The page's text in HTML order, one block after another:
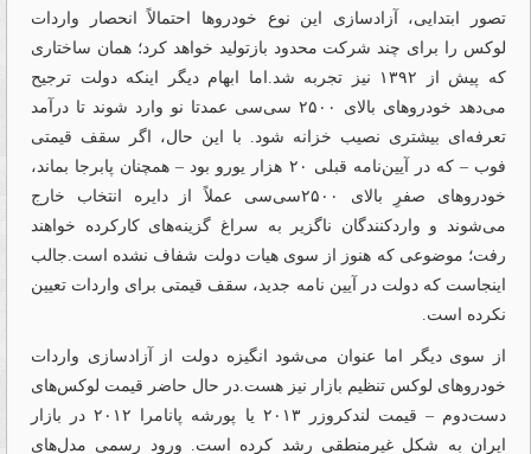
تصور ابتدایی، آزادسازی این نوع خودروها احتمالاً انحصار واردات
لوکس را برای چند شرکت محدود بازتولید خواهد کرد؛ همان ساختاری
که پیش از ۱۳۹۲ نیز تجربه شد.اما ابهام دیگر اینکه دولت ترجیح
می‌دهد خودروهای بالای ۲۵۰۰ سی‌‌‌سی عمدتا نو وارد شوند تا درآمد
تعرفه‌‌‌ای بیشتری نصیب خزانه شود. با این حال، اگر سقف قیمتی
فوب – که در آیین‌‌‌نامه قبلی ۲۰ هزار یورو بود – همچنان پابرجا بماند،
خودروهای صفرِ بالای ۲۵۰۰سی‌‌‌سی عملاً از دایره انتخاب خارج
می‌شوند و واردکنندگان ناگزیر به سراغ گزینه‌های کارکرده خواهند
رفت؛ موضوعی که هنوز از سوی هیات دولت شفاف نشده است.جالب
اینجاست که دولت در آیین نامه جدید، سقف قیمتی برای واردات تعیین
نکرده است.
از سوی دیگر اما عنوان می‌شود انگیزه‌‌‌ دولت از آزادسازی واردات
خودروهای لوکس تنظیم بازار نیز هست.در حال حاضر قیمت لوکس‌‌‌های
دست‌‌‌دوم – قیمت لندکروزر ۲۰۱۳ یا پورشه پانامرا ۲۰۱۲ در بازار
ایران به شکل غیرمنطقی رشد کرده است. ورود رسمی مدل‌های